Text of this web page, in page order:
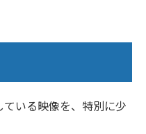
いる映像を、特別に少